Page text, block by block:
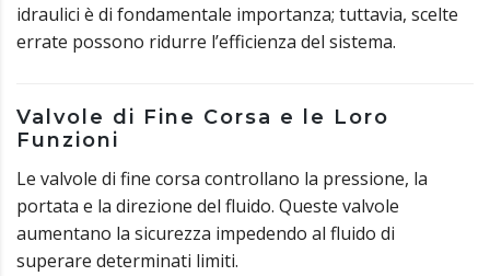
idraulici è di fondamentale importanza; tuttavia, scelte
errate possono ridurre l’efficienza del sistema.
Valvole di Fine Corsa e le Loro
Funzioni
Le valvole di fine corsa controllano la pressione, la
portata e la direzione del fluido. Queste valvole
aumentano la sicurezza impedendo al fluido di
superare determinati limiti.